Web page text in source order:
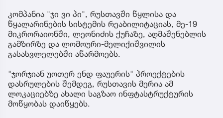
კომპანია "ჯი ვი პი", რუსთავში წყლისა და
წყალარინების სისტემის რეაბილიტაციას, მე-19
მიკრორაიონში, ლეონიძის ქუჩაზე, აღმაშენებლის
გამზირზე და ლომოური-მელიქიშვილის
გასასვლელებში აწარმოებს.
"ჯორჯიან უოთერ ენდ ფაუერის" პროექტების
დასრულების შემდეგ, რუსთავის მერია ამ
ლოკაციებზე ახალი საგზაო ინფტასტრუქტურის
მოწყობას დაიწყებს.